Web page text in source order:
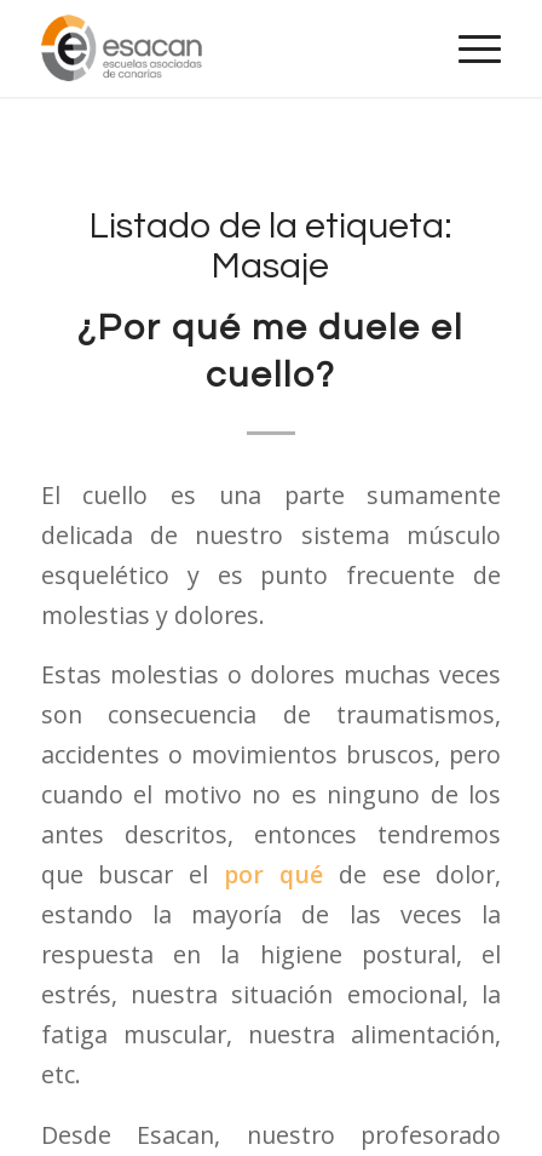
Listado de la etiqueta:
Masaje
¿Por qué me duele el
cuello?
El cuello es una parte sumamente
delicada de nuestro sistema músculo
esquelético y es punto frecuente de
molestias y dolores.
Estas molestias o dolores muchas veces
son consecuencia de traumatismos,
accidentes o movimientos bruscos, pero
cuando el motivo no es ninguno de los
antes descritos, entonces tendremos
que buscar el por quéde ese dolor,
estando la mayoría de las veces la
respuesta en la higiene postural, el
estrés, nuestra situación emocional, la
fatiga muscular, nuestra alimentación,
etc.
Desde Esacan, nuestro profesorado